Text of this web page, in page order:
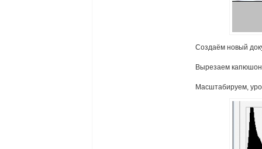
Создаём новый
Вырезаем капюшон
Масштабируем,